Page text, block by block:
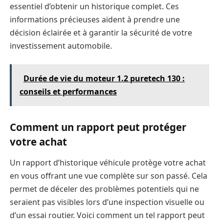
essentiel d’obtenir un historique complet. Ces
informations précieuses aident à prendre une
décision éclairée et à garantir la sécurité de votre
investissement automobile.
Durée de vie du moteur 1.2 puretech 130 :
conseils et performances
Comment un rapport peut protéger
votre achat
Un rapport d’historique véhicule protège votre achat
en vous offrant une vue complète sur son passé. Cela
permet de déceler des problèmes potentiels qui ne
seraient pas visibles lors d’une inspection visuelle ou
d’un essai routier. Voici comment un tel rapport peut